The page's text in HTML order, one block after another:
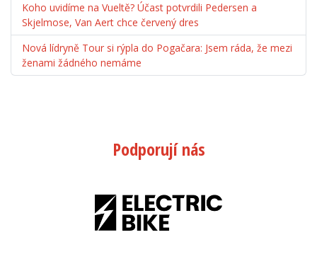
Koho uvidíme na Vueltě? Účast potvrdili Pedersen a
Skjelmose, Van Aert chce červený dres
Nová lídryně Tour si rýpla do Pogačara: Jsem ráda, že mezi
ženami žádného nemáme
Podporují nás